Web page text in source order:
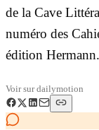
de la Cave
numéro des
édition Hermann.
Voir surdailymotion